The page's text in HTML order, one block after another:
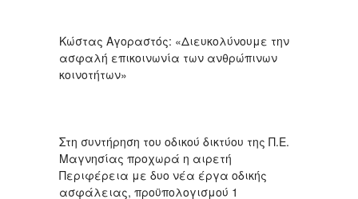
Κώστας Αγοραστός: «Διευκολύνουμε την
ασφαλή επικοινωνία των ανθρώπινων
κοινοτήτων»
Στη συντήρηση του οδικού δικτύου της Π.Ε.
Μαγνησίας προχωρά η αιρετή
Περιφέρεια με δυο νέα έργα οδικής
ασφάλειας, προϋπολογισμού 1